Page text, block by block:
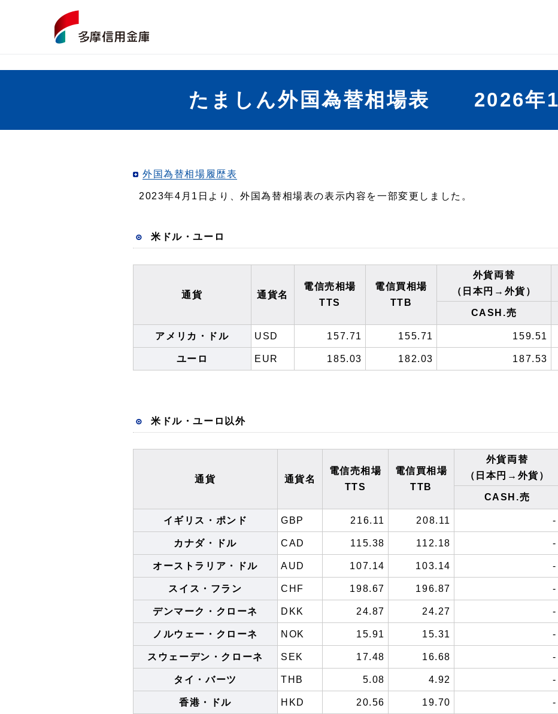
たましん外国為替相場表 2026年1
外国為替相場履歴表
2023年4月1日より、外国為替相場表の表示内容を一部変更しました。
米ドル・ユーロ
通貨 通貨名
電信売相場
TTS
電信買相場
TTB
外貨両替
（日本円→外貨）
CASH.売
アメリカ・ドル USD 157.71 155.71 159.51
ユーロ EUR 185.03 182.03 187.53
米ドル・ユーロ以外
通貨 通貨名
電信売相場
TTS
電信買相場
TTB
外貨両替
（日本円→外貨）
CASH.売
イギリス・ポンド GBP 216.11 208.11 -
カナダ・ドル CAD 115.38 112.18 -
オーストラリア・ドル AUD 107.14 103.14 -
スイス・フラン CHF 198.67 196.87 -
デンマーク・クローネ DKK 24.87 24.27 -
ノルウェー・クローネ NOK 15.91 15.31 -
スウェーデン・クローネ SEK 17.48 16.68 -
タイ・バーツ THB 5.08 4.92 -
香港・ドル HKD 20.56 19.70 -